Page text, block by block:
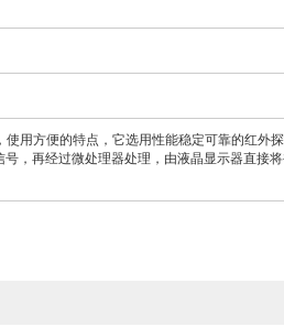
用方便的特点，它选用性能稳定可靠的红外
，再经过微处理器处理，由液晶显示器直接